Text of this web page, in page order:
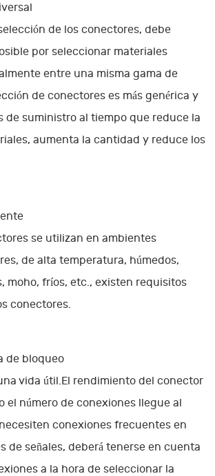
de los conectores, debe
por seleccionar materiales
entre una misma gama de
de conectores es más genérica y
de suministro al tiempo que reduce la
aumenta la cantidad y reduce los
se utilizan en ambientes
de alta temperatura, húmedos,
moho, fríos, etc., existen requisitos
conectores.
de bloqueo
vida útil.El rendimiento del conector
el número de conexiones llegue al
conexiones frecuentes en
de señales, deberá tenerse en cuenta
a la hora de seleccionar la